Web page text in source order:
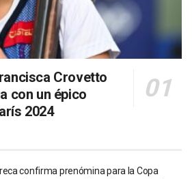
Crovetto
con un épico
2024
confirma prenómina para la Copa